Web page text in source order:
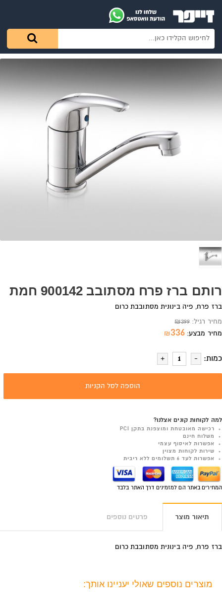
רותם ברז פרח מסתובב 900142 חמת
ברז פרח, פיה בינונית מסתובבת כרום
מחיר רגיל: ₪399
מחיר מבצע:
₪ 336
כמות:
הוספה לסל הקניות
למה לקוחות קונים אצלנו?
רכישה מאובטחת ומוצפנת בתקן PCI
משלוח חינם
אפשרות לאיסוף עצמי
שירות לקוחות מצוין
אפשרות לעד 6 תשלומים ללא ריבית
המחירים באתר הם למזמינים דרך האתר בלבד
תיאור מוצר פרטים נוספים
ברז פרח, פיה בינונית מסתובבת כרום
מוצרים נוספים שאולי יעניינו אותך: